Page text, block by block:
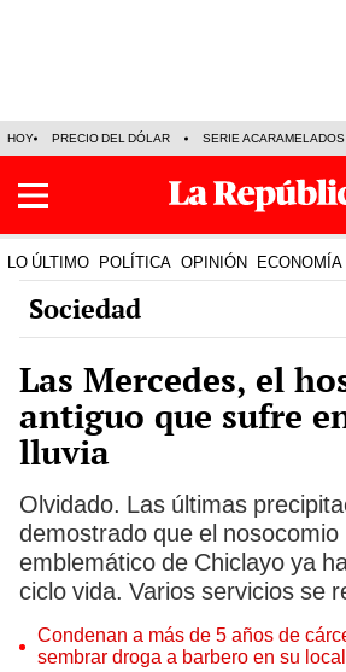
HOY PRECIO DEL DÓLAR SERIE ACARAMELADOS
LO ÚLTIMO POLÍTICA OPINIÓN ECONOMÍA
Sociedad
Las Mercedes, el
antiguo que sufre
lluvia
Olvidado. Las últimas
demostrado que el nosocomio
emblemático de Chiclayo ya
ciclo vida. Varios servicios se
Condenan a más de 5 años de
sembrar droga a barbero en su